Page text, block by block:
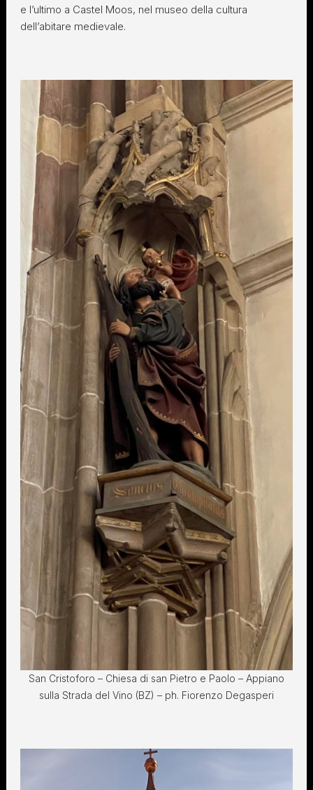
e l’ultimo a Castel Moos, nel museo della cultura
dell’abitare medievale.
San Cristoforo – Chiesa di san Pietro e Paolo – Appiano
sulla Strada del Vino (BZ) – ph. Fiorenzo Degasperi